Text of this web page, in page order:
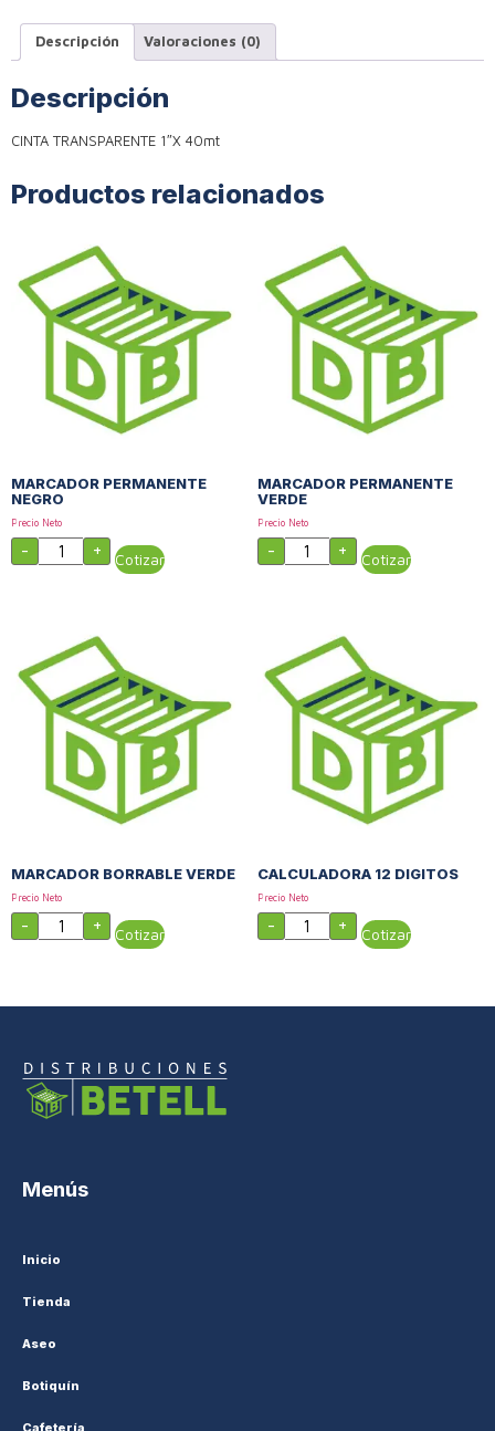
Descripción Valoraciones (0)
Descripción
CINTA TRANSPARENTE 1″X 40mt
Productos relacionados
MARCADOR PERMANENTE
NEGRO
Precio Neto
- + Cotizar
MARCADOR PERMANENTE
VERDE
Precio Neto
- + Cotizar
MARCADOR BORRABLE VERDE
Precio Neto
- + Cotizar
CALCULADORA 12 DIGITOS
Precio Neto
- + Cotizar
Menús
Inicio
Tienda
Aseo
Botiquín